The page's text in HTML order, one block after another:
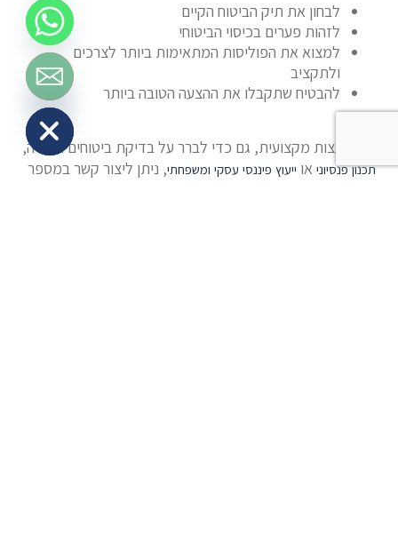
לבחון את תיק הביטוח הקיים
לזהות פערים בכיסוי הביטוחי
למצוא את הפוליסות המתאימות ביותר לצרכים
ולתקציב
להבטיח שתקבלו את ההצעה הטובה ביותר
להתייעצות מקצועית, גם כדי לברר על בדיקת ביטוחים ופנסיה,
תכנון פנסיוני או ייעוץ פיננסי עסקי ומשפחתי, ניתן ליצור קשר במספר
Hide chaty